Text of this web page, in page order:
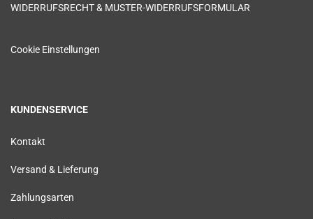
WIDERRUFSRECHT & MUSTER-WIDERRUFSFORMULAR
Cookie Einstellungen
KUNDENSERVICE
Kontakt
Versand & Lieferung
Zahlungsarten